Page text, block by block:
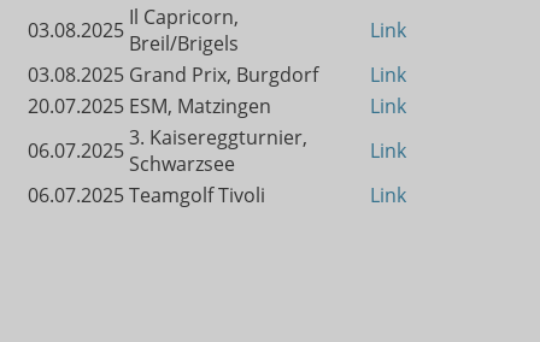
03.08.2025 Il Capricorn,
Breil/Brigels
Link
03.08.2025 Grand Prix, Burgdorf
Link
20.07.2025 ESM, Matzingen
Link
06.07.20253. Kaisereggturnier,
Schwarzsee
Link
06.07.2025Teamgolf Tivoli Link